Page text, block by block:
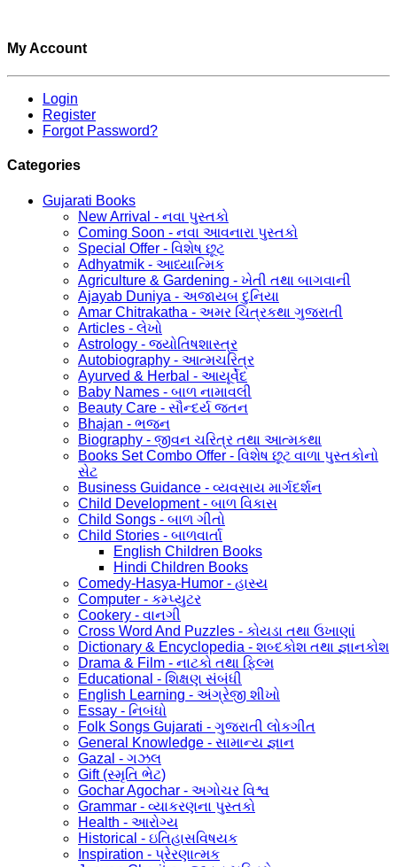
My Account
Login
Register
Forgot Password?
Categories
Gujarati Books
New Arrival - નવા પુસ્તકો
Coming Soon - નવા આવનારા પુસ્તકો
Special Offer - વિશેષ છૂટ
Adhyatmik - આધ્યાત્મિક
Agriculture & Gardening - ખેતી તથા બાગવાની
Ajayab Duniya - અજાયબ દુનિયા
Amar Chitrakatha - અમર ચિત્રકથા ગુજરાતી
Articles - લેખો
Astrology - જ્યોતિષશાસ્ત્ર
Autobiography - આત્મચરિત્ર
Ayurved & Herbal - આયૂર્વેદ
Baby Names - બાળ નામાવલી
Beauty Care - સૌન્દર્ય જતન
Bhajan - ભજન
Biography - જીવન ચરિત્ર તથા આત્મકથા
Books Set Combo Offer - વિશેષ છૂટ વાળા પુસ્તકોનો
સેટ
Business Guidance - વ્યવસાય માર્ગદર્શન
Child Development - બાળ વિકાસ
Child Songs - બાળ ગીતો
Child Stories - બાળવાર્તા
English Children Books
Hindi Children Books
Comedy-Hasya-Humor - હાસ્ય
Computer - કમ્પ્યુટર
Cookery - વાનગી
Cross Word And Puzzles - કોયડા તથા ઉખાણાં
Dictionary & Encyclopedia - શબ્દકોશ તથા જ્ઞાનકોશ
Drama & Film - નાટકો તથા ફિલ્મ
Educational - શિક્ષણ સંબંધી
English Learning - અંગ્રેજી શીખો
Essay - નિબંધો
Folk Songs Gujarati - ગુજરાતી લોકગીત
General Knowledge - સામાન્ય જ્ઞાન
Gazal - ગઝલ
Gift (સ્મૃતિ ભેટ)
Gochar Agochar - અગોચર વિશ્વ
Grammar - વ્યાકરણના પુસ્તકો
Health - આરોગ્ય
Historical - ઇતિહાસવિષયક
Inspiration - પ્રેરણાત્મક